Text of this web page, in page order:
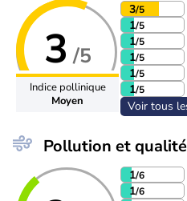
3 /5
Indice pollinique
Moyen
3/5
1/5
1/5
1/5
1/5
1/5
Voir tous
Pollution et
1/6
1/6